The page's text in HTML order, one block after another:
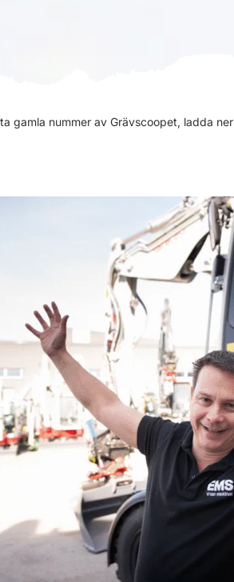
gamla nummer av Grävscoopet, ladda